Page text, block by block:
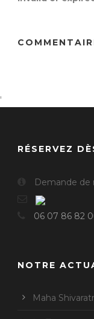
'
RÉSERVEZ
Demande de
06 07 86 82
NOTRE
Maha